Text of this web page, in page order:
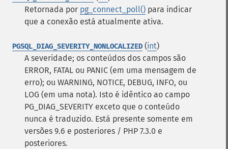
Retornada por pg_connect_poll() para indicar
que a conexão está atualmente ativa.
PGSQL_DIAG_SEVERITY_NONLOCALIZED (int)
A severidade; os conteúdos dos campos são
ERROR, FATAL ou PANIC (em uma mensagem de
erro); ou WARNING, NOTICE, DEBUG, INFO, ou
LOG (em uma nota). Isto é idêntico ao campo
PG_DIAG_SEVERITY exceto que o conteúdo
nunca é traduzido. Está presente somente em
versões 9.6 e posteriores / PHP 7.3.0 e
posteriores.